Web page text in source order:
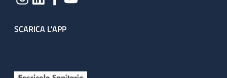
SCARICA L'APP